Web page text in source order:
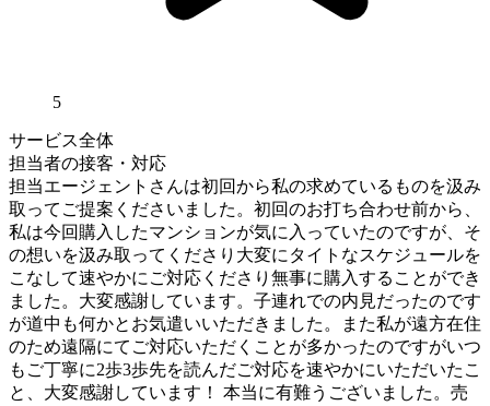
5
サービス全体
担当者の接客・対応
担当エージェントさんは初回から私の求めているものを汲み
取ってご提案くださいました。初回のお打ち合わせ前から、
私は今回購入したマンションが気に入っていたのですが、そ
の想いを汲み取ってくださり大変にタイトなスケジュールを
こなして速やかにご対応くださり無事に購入することができ
ました。大変感謝しています。子連れでの内見だったのです
が道中も何かとお気遣いいただきました。また私が遠方在住
のため遠隔にてご対応いただくことが多かったのですがいつ
もご丁寧に2歩3歩先を読んだご対応を速やかにいただいたこ
と、大変感謝しています！ 本当に有難うございました。売